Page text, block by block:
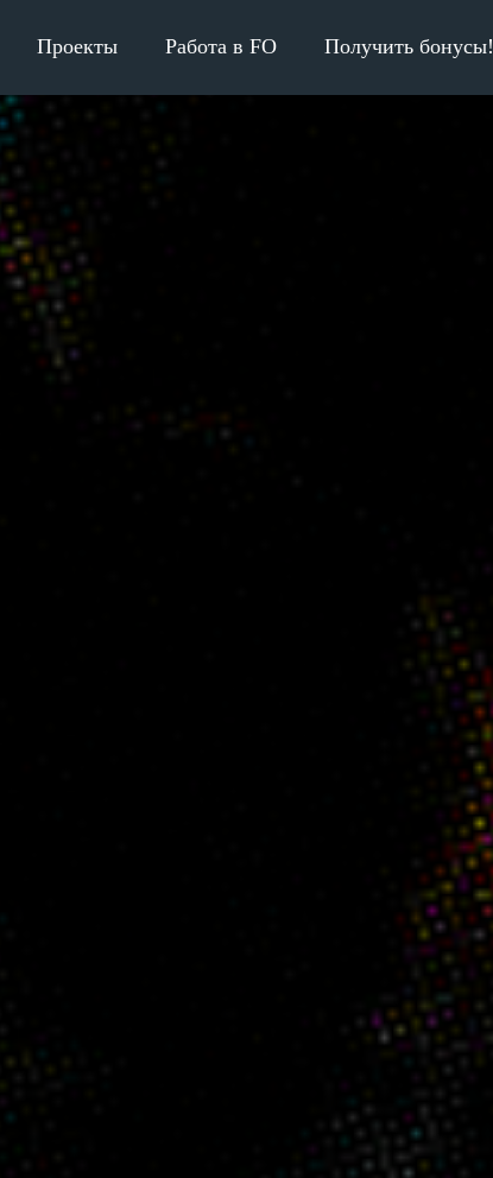
Проекты Работа в FO Получить бонусы!